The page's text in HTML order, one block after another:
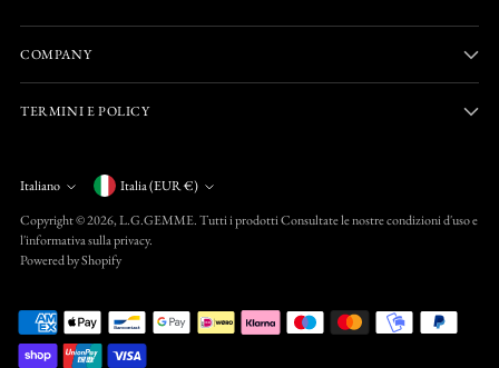
COMPANY
TERMINI E POLICY
Lingua
Italiano Valuta
Italia (EUR €)
Copyright © 2026,L.G.GEMME. Tutti i prodotti Consultate le nostre condizioni d'uso e
l'informativa sulla privacy.
Powered by Shopify